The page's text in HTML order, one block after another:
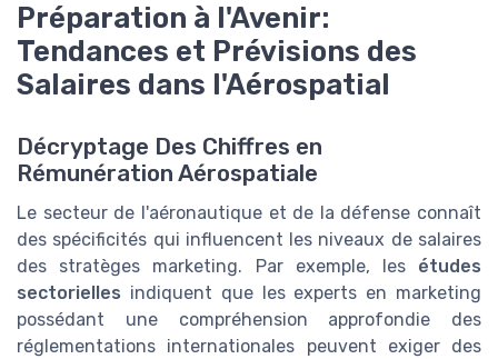
Préparation à l'Avenir:
Tendances et Prévisions des
Salaires dans l'Aérospatial
Décryptage Des Chiffres en
Rémunération Aérospatiale
Le secteur de l'aéronautique et de la défense connaît
des spécificités qui influencent les niveaux de salaires
des stratèges marketing. Par exemple, les études
sectorielles indiquent que les experts en marketing
possédant une compréhension approfondie des
réglementations internationales peuvent exiger des